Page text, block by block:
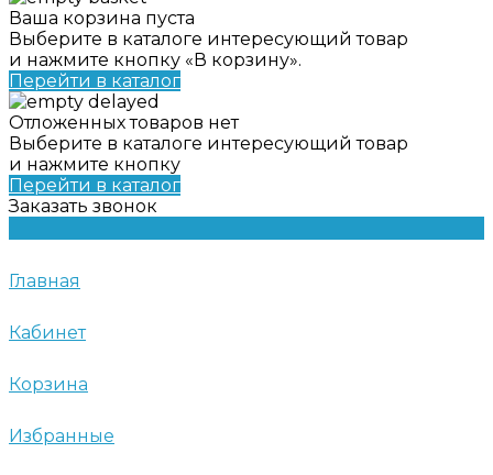
Ваша корзина пуста
Выберите в каталоге интересующий товар
и нажмите кнопку «В корзину».
Перейти в каталог
Отложенных товаров нет
Выберите в каталоге интересующий товар
и нажмите кнопку
Перейти в каталог
Заказать звонок
Главная
Кабинет
Корзина
Избранные